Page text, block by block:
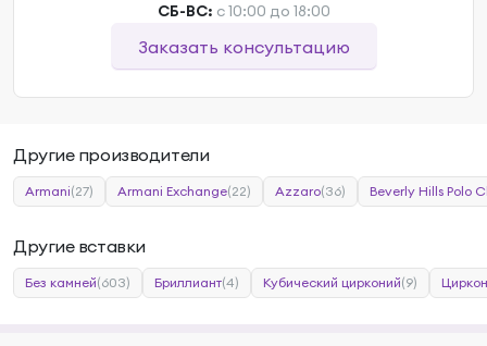
СБ-ВС: с 10:00 до 18:00
Заказать консультацию
Другие производители
Armani(27) Armani Exchange(22) Azzaro(36) Beverly Hills Polo
Другие вставки
Без камней(603) Бриллиант(4) Кубический цирконий(9) Циркон